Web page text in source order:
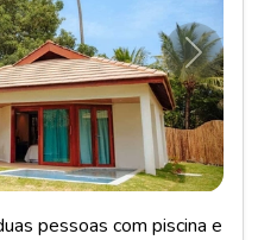
pessoas com piscina e